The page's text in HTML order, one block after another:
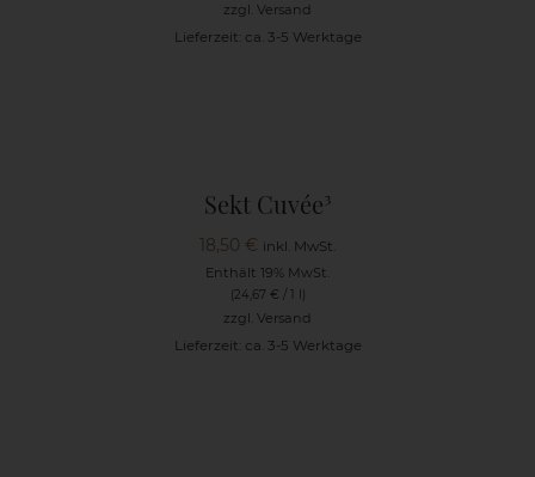
zzgl. Versand
Lieferzeit: ca. 3-5 Werktage
Sekt Cuvée³
18,50 € inkl. MwSt.
Enthält 19% MwSt.
(24,67 € / 1 l)
zzgl. Versand
Lieferzeit: ca. 3-5 Werktage